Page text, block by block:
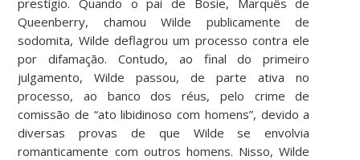
Queenberry, chamou Wilde publicamente de
sodomita, Wilde deflagrou um processo contra ele
por difamação. Contudo, ao final do primeiro
julgamento, Wilde passou, de parte ativa no
processo, ao banco dos réus, pelo crime de
comissão de “ato libidinoso com homens”, devido a
diversas provas de que Wilde se envolvia
romanticamente com outros homens. Nisso, Wilde